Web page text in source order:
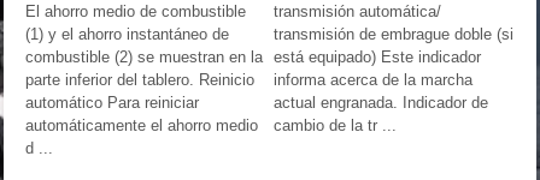
El ahorro medio de combustible
(1) y el ahorro instantáneo de
combustible (2) se muestran en la
parte inferior del tablero. Reinicio
automático Para reiniciar
automáticamente el ahorro medio
d ...
transmisión automática/
transmisión de embrague doble (si
está equipado) Este indicador
informa acerca de la marcha
actual engranada. Indicador de
cambio de la tr ...